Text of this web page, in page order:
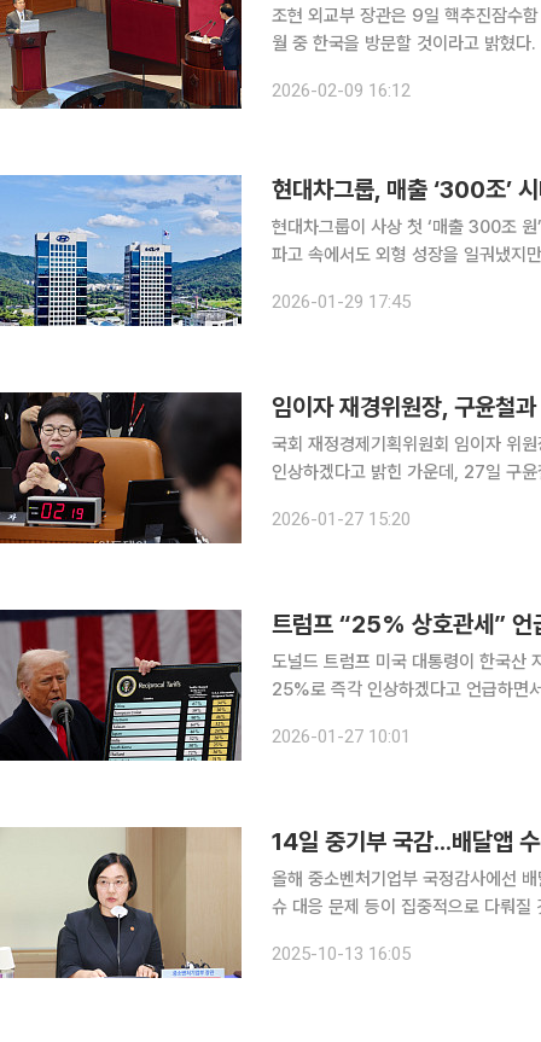
조현 외교부 장관은 9일 핵추진잠수
월 중 한국을 방문할 것이라고 밝혔다. 조 장관은 이날 오후 국회의 정치·외교·통일·안보 분야 대정부
다"며 "이번에 미 국무장관(마코 루비
2026-02-09 16:12
현대차그룹, 매출 ‘300조’
현대차그룹이 사상 첫 ‘매출 300조
파고 속에서도 외형 성장을 일궈냈지
거대 암초다. 그룹은 휴머노이드 로봇
2026-01-29 17:45
임이자 재경위원장, 구윤철
국회 재정경제기획위원회 임이자 위
인상하겠다고 밝힌 가운데, 27일 구
는 단순한 통상 현안을 넘어 국내 산
2026-01-27 15:20
트럼프 “25% 상호관세” 언
도널드 트럼프 미국 대통령이 한국산
25%로 즉각 인상하겠다고 언급하면
2026-01-27 10:01
14일 중기부 국감...배달앱
올해 중소벤처기업부 국정감사에선
슈 대응 문제 등이 집중적으로 다뤄질 것으로 보인다. 13일 정치권에
성화를 위해 추진되는 온누리상품권
2025-10-13 16:05